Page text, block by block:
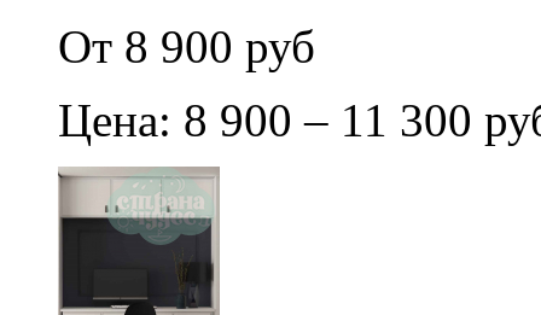
От 8 900 руб
Цена: 8 900 – 11 300